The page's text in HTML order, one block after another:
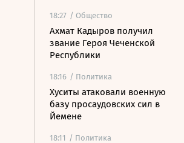
18:27 / Общество
Ахмат Кадыров получил
звание Героя Чеченской
Республики
18:16 / Политика
Хуситы атаковали военную
базу просаудовских сил в
Йемене
18:11 / Политика